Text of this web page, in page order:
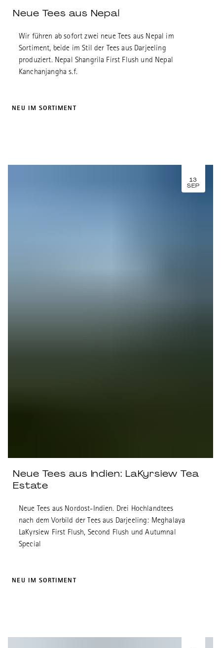
Neue Tees aus Nepal
Wir führen ab sofort zwei neue Tees aus Nepal im
Sortiment, beide im Stil der Tees aus Darjeeling
produziert. Nepal Shangrila First Flush und Nepal
Kanchanjangha s.f.
NEU IM SORTIMENT
13
SEP
Neue Tees aus Indien: LaKyrsiew Tea
Estate
Neue Tees aus Nordost-Indien. Drei Hochlandtees
nach dem Vorbild der Tees aus Darjeeling: Meghalaya
LaKyrsiew First Flush, Second Flush und Autumnal
Special
NEU IM SORTIMENT